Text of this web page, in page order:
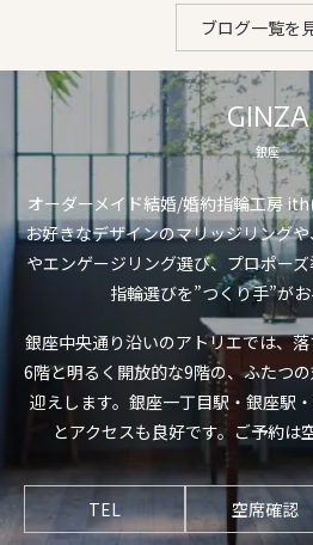
ブログ一覧を
GINZA
銀座
オーダーメイド結婚/婚約指輪工房
お好きなデザインのマリッジリング
やエンゲージリング選び、プロポー
指輪選びを”つくり手”が
銀座中央通り沿いのアトリエでは、
6階と明るく開放的な9階の、ふたつ
迎えします。銀座一丁目駅・銀座駅
とアクセスも良好です。ご予約は
TEL 空席確認